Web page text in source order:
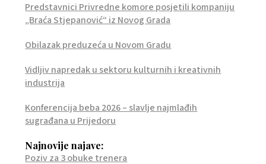
Predstavnici Privredne komore posjetili kompaniju
„Braća Stjepanović“ iz Novog Grada
Obilazak preduzeća u Novom Gradu
Vidljiv napredak u sektoru kulturnih i kreativnih
industrija
Konferencija beba 2026 – slavlje najmlađih
sugrađana u Prijedoru
Najnovije najave:
Poziv za 3 obuke trenera